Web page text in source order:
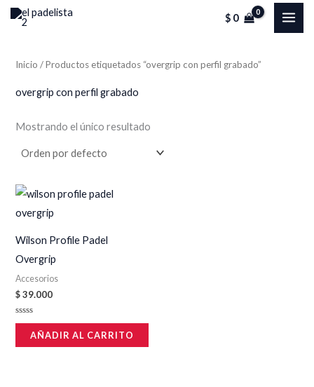
$0
Inicio / Productos etiquetados “overgrip con perfil grabado”
overgrip con perfil grabado
Mostrando el único resultado
Wilson Profile Padel
Overgrip
Accesorios
$39.000
Valorado
de
AÑADIR AL CARRITO